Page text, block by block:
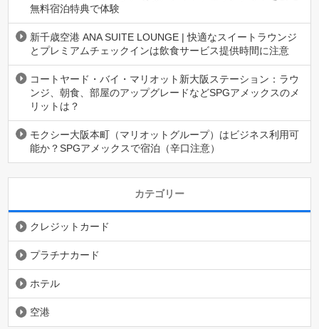
無料宿泊特典で体験
新千歳空港 ANA SUITE LOUNGE | 快適なスイートラウンジ
とプレミアムチェックインは飲食サービス提供時間に注意
コートヤード・バイ・マリオット新大阪ステーション：ラウ
ンジ、朝食、部屋のアップグレードなどSPGアメックスのメ
リットは？
モクシー大阪本町（マリオットグループ）はビジネス利用可
能か？SPGアメックスで宿泊（辛口注意）
カテゴリー
クレジットカード
プラチナカード
ホテル
空港